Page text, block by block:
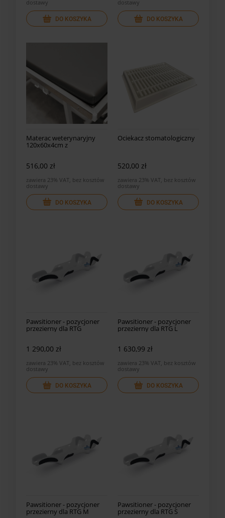
dostawy
DO KOSZYKA
dostawy
DO KOSZYKA
Materac weterynaryjny
120x60x4cm z
516,00 zł
zawiera 23% VAT, bez kosztów
dostawy
DO KOSZYKA
Ociekacz stomatologiczny
520,00 zł
zawiera 23% VAT, bez kosztów
dostawy
DO KOSZYKA
Pawsitioner - pozycjoner
przezierny dla RTG
1 290,00 zł
zawiera 23% VAT, bez kosztów
dostawy
DO KOSZYKA
Pawsitioner - pozycjoner
przezierny dla RTG L
1 630,99 zł
zawiera 23% VAT, bez kosztów
dostawy
DO KOSZYKA
Pawsitioner - pozycjoner
przezierny dla RTG M
Pawsitioner - pozycjoner
przezierny dla RTG S